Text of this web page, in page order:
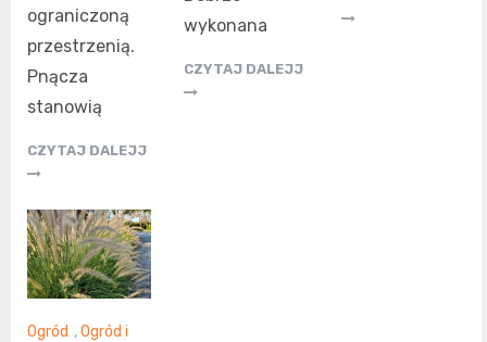
ograniczoną
przestrzenią.
Pnącza
stanowią
CZYTAJ DALEJJ
wykonana
CZYTAJ DALEJJ
Ogród ,Ogród i